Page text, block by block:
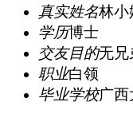
真实姓名林小
学历博士
交友目的无兄
职业白领
毕业学校广西